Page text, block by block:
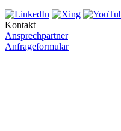
Kontakt
Ansprechpartner
Anfrageformular